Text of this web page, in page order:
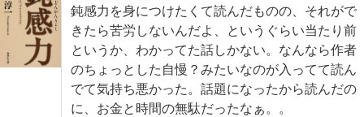
鈍感力を身につけたくて読んだものの、それがで
きたら苦労しないんだよ、というぐらい当たり前
というか、わかってた話しかない。なんなら作者
のちょっとした自慢？みたいなのが入ってて読ん
でて気持ち悪かった。話題になったから読んだの
に、お金と時間の無駄だったなぁ。。